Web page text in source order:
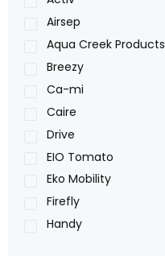
Airsep
Aqua Creek Products
Breezy
Ca-mi
Caire
Drive
EIO Tomato
Eko Mobility
Firefly
Handy